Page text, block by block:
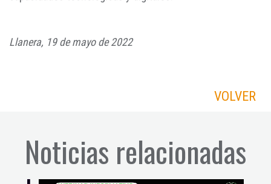
Llanera, 19 de mayo de 2022
VOLVER
Noticias relacionadas